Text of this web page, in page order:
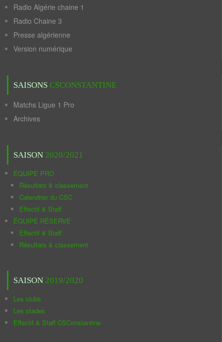
Radio Algérie chaine 1
Radio Chaine 3
Presse algérienne
Version numérique
SAISONS CSCONSTANTINE
Matchs Ligue 1 Pro
Archives
SAISON 2020/2021
ÉQUIPE PRO
Résultats & classement
Calendrier du CSC
Effectif & Staff
ÉQUIPE RÉSERVE
Effectif & Staff
Résultats & classement
SAISON 2019/2020
Les clubs
Les stades
Effectif & Staff CSConstantine